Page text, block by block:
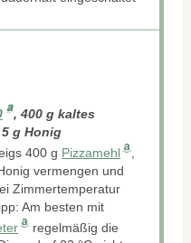
, 400 g kaltes
g Honig
400 g Pizzamehl
vermengen und
Zimmertemperatur
Am besten mit
regelmäßig die